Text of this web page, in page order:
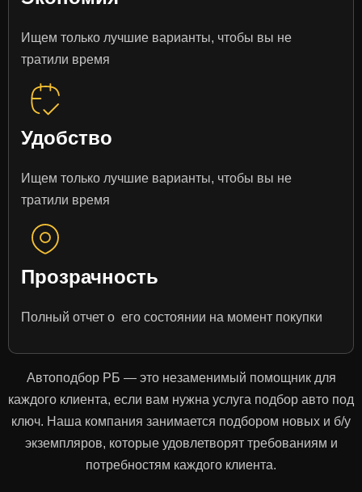
Ищем только лучшие варианты, чтобы вы не
тратили время
Удобство
Ищем только лучшие варианты, чтобы вы не
тратили время
Прозрачность
Полный отчет о его состоянии на момент покупки
Автоподбор РБ — это незаменимый помощник для
каждого клиента, если вам нужна услуга подбор авто под
ключ. Наша компания занимается подбором новых и б/у
экземпляров, которые удовлетворят требованиям и
потребностям каждого клиента.